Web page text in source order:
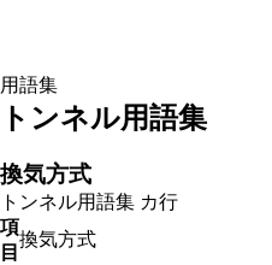
用語集
トンネル用語集
換気方式
トンネル用語集 カ行
項
目
換気方式